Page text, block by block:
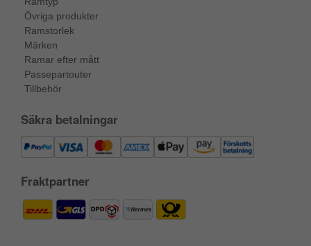
Övriga produkter
Ramstorlek
Märken
Ramar efter mått
Passepartouter
Tillbehör
Säkra betalningar
Fraktpartner